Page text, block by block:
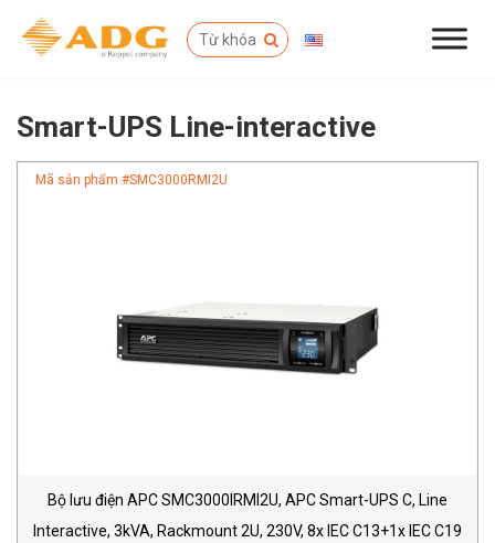
Smart-UPS Line-interactive
Mã sản phẩm #SMC3000RMI2U
Bộ lưu điện APC SMC3000IRMI2U, APC Smart-UPS C, Line
Interactive, 3kVA, Rackmount 2U, 230V, 8x IEC C13+1x IEC C19